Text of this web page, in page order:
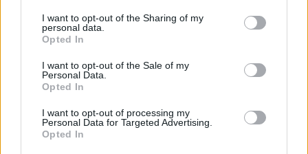
not limited to your visit or usage behaviour. You may click to
grant or deny consent to Google and its third-party tags to
use your data for below specified purposes in below Google
consent section.
I want to opt-out of the Sharing of my
personal data.
Opted In
I want to opt-out of the Sale of my
Personal Data.
Opted In
I want to opt-out of processing my
Personal Data for Targeted Advertising.
Opted In
Népszerű